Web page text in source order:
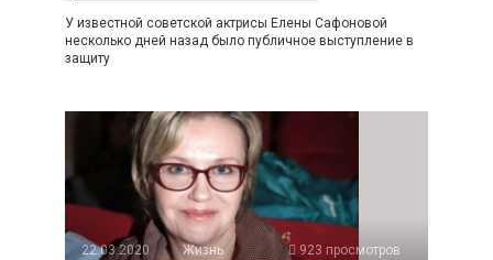
У известной советской актрисы Елены Сафоновой
несколько дней назад было публичное выступление в
защиту
22.03.2020 Жизнь 923 просмотров